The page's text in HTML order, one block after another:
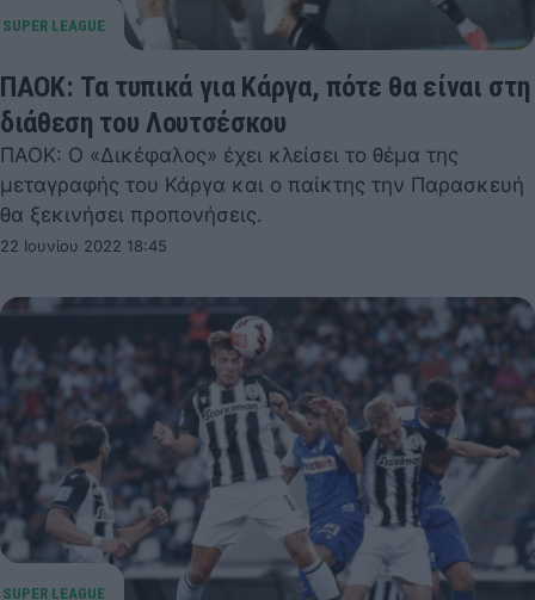
ΠΑΟΚ: Τα τυπικά για Κάργα, πότε θα είναι στη
διάθεση του Λουτσέσκου
ΠΑΟΚ: Ο «Δικέφαλος» έχει κλείσει το θέμα της
μεταγραφής του Κάργα και ο παίκτης την Παρασκευή
θα ξεκινήσει προπονήσεις.
22 Ιουνίου 2022 18:45